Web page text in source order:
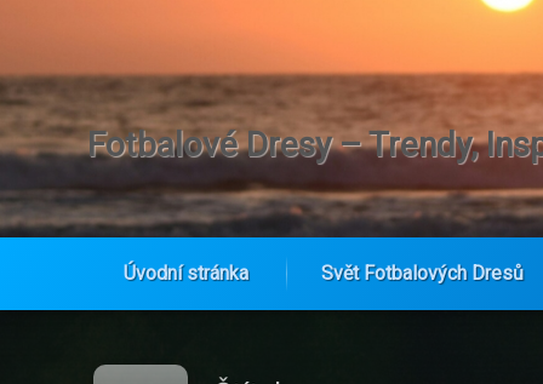
Fotbalové Dresy – Trendy,
Úvodní stránka Svět Fotbalových Dresů